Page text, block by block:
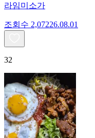
라임미소가
조회수 2,07226.08.01
32